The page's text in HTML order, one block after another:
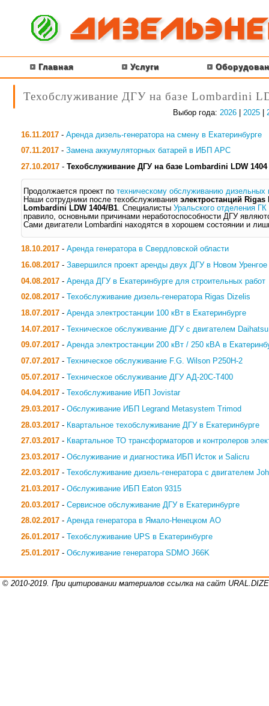
Главная Услуги
Техобслуживание ДГУ на базе Lombardini
Выбор года: 2026 2025
16.11.2017 - Аренда дизель-генератора на смену в Екатеринбурге
07.11.2017 - Замена аккумуляторных батарей в ИБП APC
27.10.2017 - Техобслуживание ДГУ на базе Lombardini LDW 1404
Продолжается проект по техническому обслуживанию дизельных
Наши сотрудники после техобслуживания электростанций Rigas
Lombardini LDW 1404/B1 . Специалисты Уральского отделения
правило, основными причинами неработоспособности ДГУ
Сами двигатели Lombardini находятся в хорошем состоянии и
18.10.2017 - Аренда генератора в Свердловской области
16.08.2017 - Завершился проект аренды двух ДГУ в Новом Уренгое
04.08.2017 - Аренда ДГУ в Екатеринбурге для строительных работ
02.08.2017 -
Техобслуживание дизель-генератора Rigas Dizelis
18.07.2017 - Аренда электростанции 100 кВт в Екатеринбурге
14.07.2017 - Техническое обслуживание ДГУ с двигателем Daihatsu
09.07.2017 - Аренда электростанции 200 кВт / 250 кВА в
07.07.2017 - Техническое обслуживание F.G. Wilson P250H-2
05.07.2017 - Техническое обслуживание ДГУ АД-20С-Т400
04.04.2017 -
Техобслуживание ИБП Jovistar
29.03.2017 - Обслуживание ИБП Legrand Metasystem Trimod
28.03.2017 - Квартальное техобслуживание ДГУ в Екатеринбурге
27.03.2017 - Квартальное ТО трансформаторов и контролеров
23.03.2017 - Обслуживание и диагностика ИБП Исток и Salicru
22.03.2017 -
Техобслуживание дизель-генератора с двигателем
21.03.2017 - Обслуживание ИБП Eaton 9315
20.03.2017 - Сервисное обслуживание ДГУ в Екатеринбурге
28.02.2017 - Аренда генератора в Ямало-Ненецком АО
26.01.2017 -
Техобслуживание UPS в Екатеринбурге
25.01.2017 - Обслуживание генератора SDMO J66K
© 2010-2019. При цитировании материалов ссылка на сайт